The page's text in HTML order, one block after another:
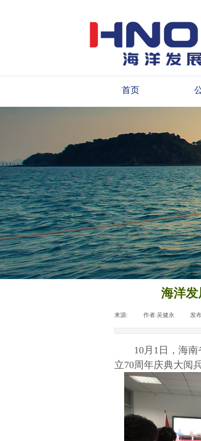
首页
海洋发
来源: 作者:吴健永 发
10月 1 日，海
立70周年庆典大阅